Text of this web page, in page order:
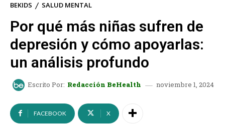
BEKIDS SALUD MENTAL
Por qué más niñas sufren de
depresión y cómo apoyarlas:
un análisis profundo
Escrito Por: Redacción BeHealth noviembre 1, 2024
FACEBOOK X